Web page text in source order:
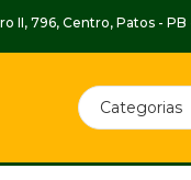
II, 796, Centro, Patos -